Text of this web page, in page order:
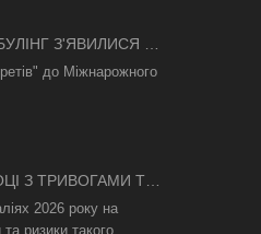
З'ЯВИЛИСЯ В
до Міжнарожного
З ТРИВОГАМИ ТА
РЯТУЄ
2026 року на
ризики такого...